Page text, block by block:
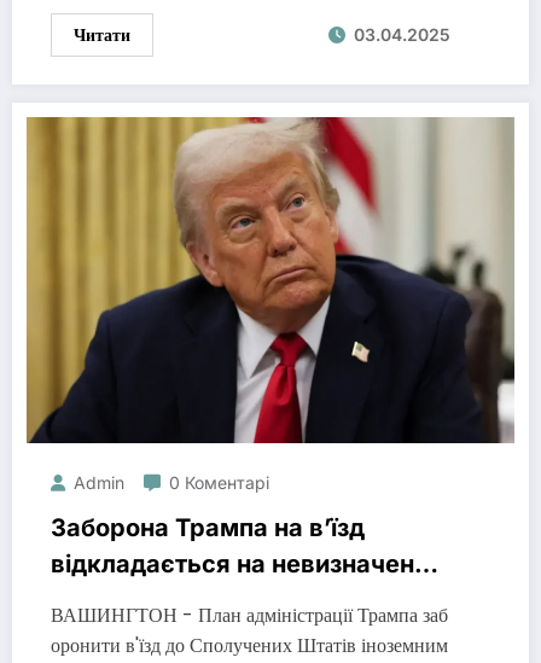
Читати 03.04.2025
Admin 0 Коментарі
Заборона Трампа на в’їзд
відкладається на невизначений
продовжують скасовувати візи
ВАШИНГТОН - План адміністрації Трампа заб
оронити в'їзд до Сполучених Штатів іноземним